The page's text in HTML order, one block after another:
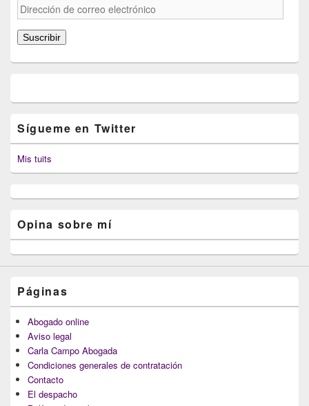
Dirección
de
correo
electrónico
Suscribir
Sígueme en Twitter
Mis tuits
Opina sobre mí
Páginas
Abogado online
Aviso legal
Carla Campo Abogada
Condiciones generales de contratación
Contacto
El despacho